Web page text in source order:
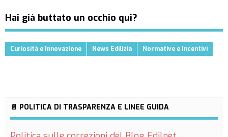
Hai già buttato un occhio qui?
Curiosità e Innovazione News Edilizia Normative e Incentivi
📄 POLITICA DI TRASPARENZA E LINEE GUIDA